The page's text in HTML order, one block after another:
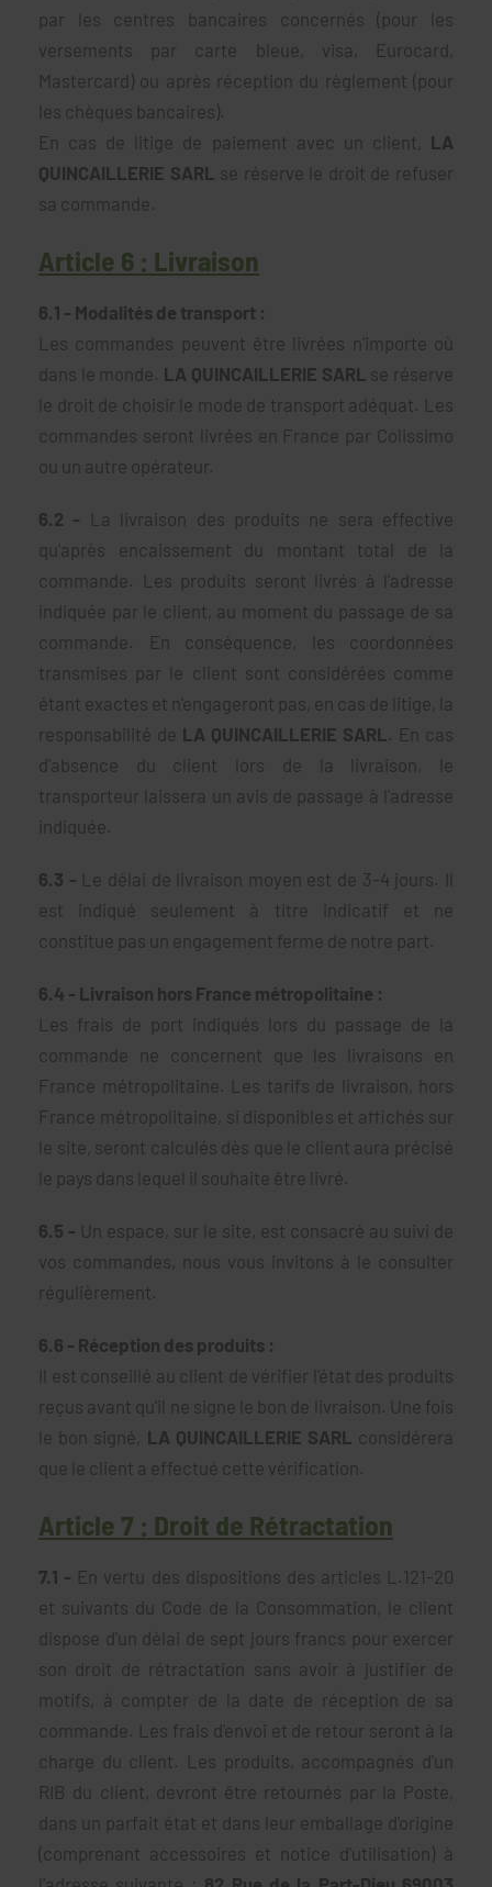
par les centres bancaires concernés (pour les
versements par carte bleue, visa, Eurocard,
Mastercard) ou après réception du règlement (pour
les chèques bancaires).
En cas de litige de paiement avec un client, LA
QUINCAILLERIE SARL se réserve le droit de refuser
sa commande.
Article 6 : Livraison
6.1 - Modalités de transport :
Les commandes peuvent être livrées n'importe où
dans le monde. LA QUINCAILLERIE SARL se réserve
le droit de choisir le mode de transport adéquat. Les
commandes seront livrées en France par Colissimo
ou un autre opérateur.
6.2 - La livraison des produits ne sera effective
qu'après encaissement du montant total de la
commande. Les produits seront livrés à l'adresse
indiquée par le client, au moment du passage de sa
commande. En conséquence, les coordonnées
transmises par le client sont considérées comme
étant exactes et n'engageront pas, en cas de litige, la
responsabilité de LA QUINCAILLERIE SARL . En cas
d'absence du client lors de la livraison, le
transporteur laissera un avis de passage à l'adresse
indiquée.
6.3 - Le délai de livraison moyen est de 3-4 jours. Il
est indiqué seulement à titre indicatif et ne
constitue pas un engagement ferme de notre part.
6.4 - Livraison hors France métropolitaine :
Les frais de port indiqués lors du passage de la
commande ne concernent que les livraisons en
France métropolitaine. Les tarifs de livraison, hors
France métropolitaine, si disponibles et affichés sur
le site, seront calculés dès que le client aura précisé
le pays dans lequel il souhaite être livré.
6.5 - Un espace, sur le site, est consacré au suivi de
vos commandes, nous vous invitons à le consulter
régulièrement.
6.6 - Réception des produits :
Il est conseillé au client de vérifier l'état des produits
reçus avant qu'il ne signe le bon de livraison. Une fois
le bon signé, LA QUINCAILLERIE SARL
considérera
que le client a effectué cette vérification.
Article 7 : Droit de Rétractation
7.1 - En vertu des dispositions des articles L.121-20
et suivants du Code de la Consommation, le client
dispose d'un délai de sept jours francs pour exercer
son droit de rétractation sans avoir à justifier de
motifs, à compter de la date de réception de sa
commande. Les frais d'envoi et de retour seront à la
charge du client. Les produits, accompagnés d'un
RIB du client, devront être retournés par la Poste,
dans un parfait état et dans leur emballage d'origine
(comprenant accessoires et notice d'utilisation) à